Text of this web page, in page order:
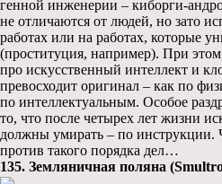
генной инженерии – киборги-
не отличаются от людей, но зато
работах или на работах, которые
(проституция, например). При
про искусственный интеллект и
превосходит оригинал – как по
по интеллектуальным. Особое
то, что после четырех лет жизни
должны умирать – по инструкции.
против такого порядка дел…
135. Земляничная поляна